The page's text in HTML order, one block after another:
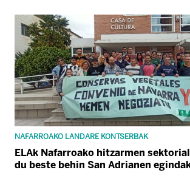
NAFARROAKO LANDARE KONTSERBAK
ELAk Nafarroako hitzarmen
du beste behin San Adrianen